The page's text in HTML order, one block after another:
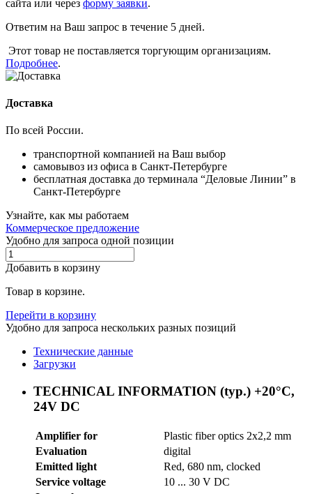
сайта или через форму заявки.
Ответим на Ваш запрос в течение 5 дней.
Этот товар не поставляется торгующим организациям.
Подробнее.
Доставка
По всей России.
транспортной компанией на Ваш выбор
самовывоз из офиса в Санкт-Петербурге
бесплатная доставка до терминала “Деловые Линии” в
Санкт-Петербурге
Узнайте, как мы работаем
Коммерческое предложение
Удобно для запроса одной позиции
Добавить в корзину
Товар в корзине.
Перейти в корзину
Удобно для запроса нескольких разных позиций
Технические данные
Загрузки
TECHNICAL INFORMATION (typ.) +20°C,
24V DC
Amplifier for
Plastic fiber optics 2x2,2 mm
Evaluation
digital
Emitted light
Red, 680 nm, clocked
Service voltage
10 ... 30 V DC